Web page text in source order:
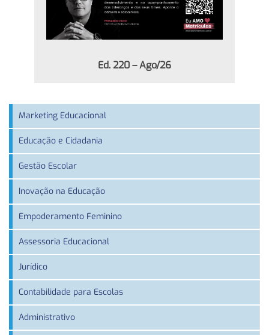
Ed. 220 – Ago/26
Marketing Educacional
Educação e Cidadania
Gestão Escolar
Inovação na Educação
Empoderamento Feminino
Assessoria Educacional
Jurídico
Contabilidade para Escolas
Administrativo